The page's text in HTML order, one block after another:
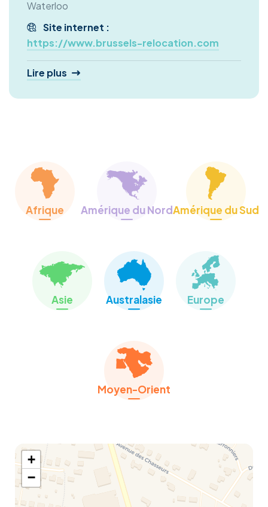
Afrique Amérique du NordAmérique du Sud
Asie Australasie Europe
Moyen-Orient
Waterloo
Site internet :
https://www.brussels-relocation.com
Services proposés :
Voyage de découverte
Support administratif et logistique
Votre départ
Les services complémentaires :
Territoires couverts :
Belgique
Description et historique de la société :
français sur l’ensemble de la Belgique depuis
Lire plus
+
−